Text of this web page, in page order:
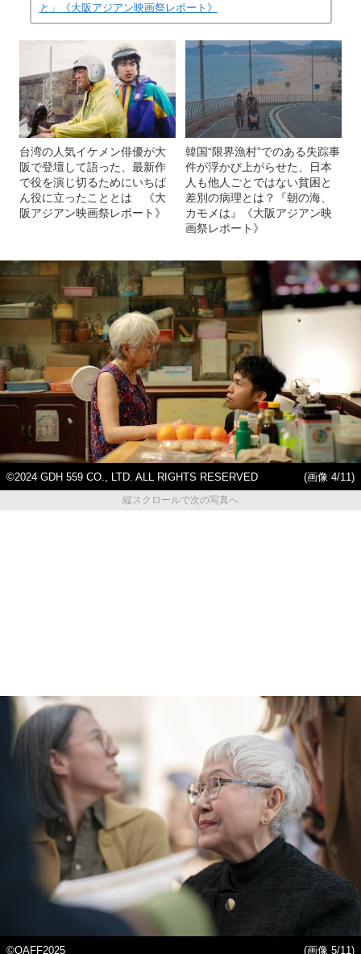
と」《大阪アジアン映画祭レポート》
台湾の人気イケメン俳優が大
阪で登壇して語った、最新作
で役を演じ切るためにいちば
ん役に立ったこととは 《大
阪アジアン映画祭レポート》
韓国“限界漁村”でのある失踪事
件が浮かび上がらせた、日本
人も他人ごとではない貧困と
差別の病理とは？『朝の海、
カモメは』《大阪アジアン映
画祭レポート》
©2024 GDH 559 CO., LTD. ALL RIGHTS RESERVED
(画像 4/11)
縦スクロールで次の写真へ
©OAFF2025 (画像 5/11)